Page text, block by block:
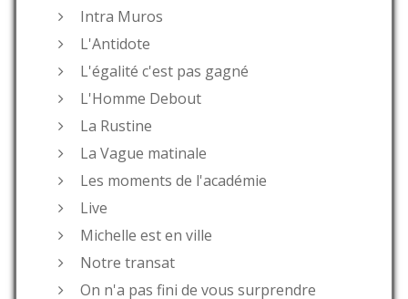
Intra Muros
L'Antidote
L'égalité c'est pas gagné
L'Homme Debout
La Rustine
La Vague matinale
Les moments de l'académie
Live
Michelle est en ville
Notre transat
On n'a pas fini de vous surprendre